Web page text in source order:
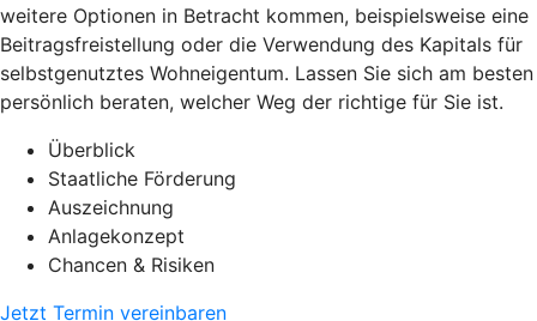
weitere Optionen in Betracht kommen, beispielsweise eine
Beitragsfreistellung oder die Verwendung des Kapitals für
selbstgenutztes Wohneigentum. Lassen Sie sich am besten
persönlich beraten, welcher Weg der richtige für Sie ist.
Überblick
Staatliche Förderung
Auszeichnung
Anlagekonzept
Chancen & Risiken
Jetzt Termin vereinbaren